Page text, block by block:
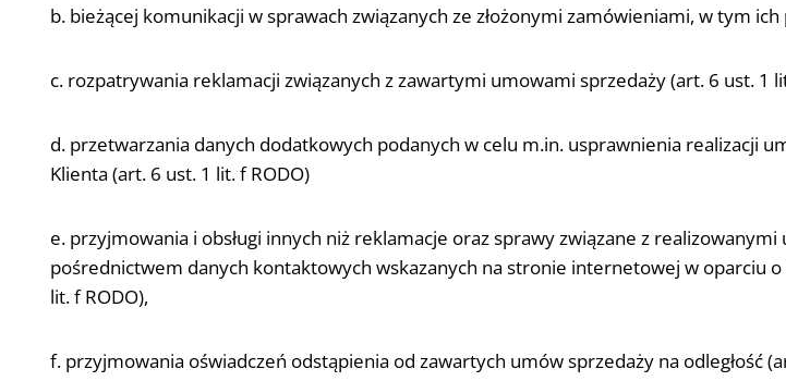
b. bieżącej komunikacji w sprawach związanych ze złożonymi zamówieniami, w tym
c. rozpatrywania reklamacji związanych z zawartymi umowami sprzedaży (art. 6 ust. 1
d. przetwarzania danych dodatkowych podanych w celu m.in. usprawnienia realizacji
Klienta (art. 6 ust. 1 lit. f RODO)
e. przyjmowania i obsługi innych niż reklamacje oraz sprawy związane z
pośrednictwem danych kontaktowych wskazanych na stronie internetowej w oparciu
lit. f RODO),
f. przyjmowania oświadczeń odstąpienia od zawartych umów sprzedaży na odległość